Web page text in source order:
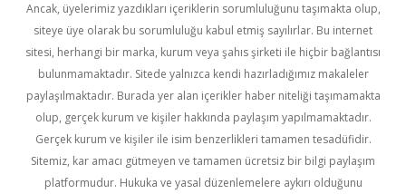
Ancak, üyelerimiz yazdıkları içeriklerin sorumluluğunu taşımakta olup,
siteye üye olarak bu sorumluluğu kabul etmiş sayılırlar. Bu internet
sitesi, herhangi bir marka, kurum veya şahıs şirketi ile hiçbir bağlantısı
bulunmamaktadır. Sitede yalnızca kendi hazırladığımız makaleler
paylaşılmaktadır. Burada yer alan içerikler haber niteliği taşımamakta
olup, gerçek kurum ve kişiler hakkında paylaşım yapılmamaktadır.
Gerçek kurum ve kişiler ile isim benzerlikleri tamamen tesadüfidir.
Sitemiz, kar amacı gütmeyen ve tamamen ücretsiz bir bilgi paylaşım
platformudur. Hukuka ve yasal düzenlemelere aykırı olduğunu